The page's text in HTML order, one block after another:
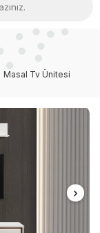
Masal Tv Ünitesi